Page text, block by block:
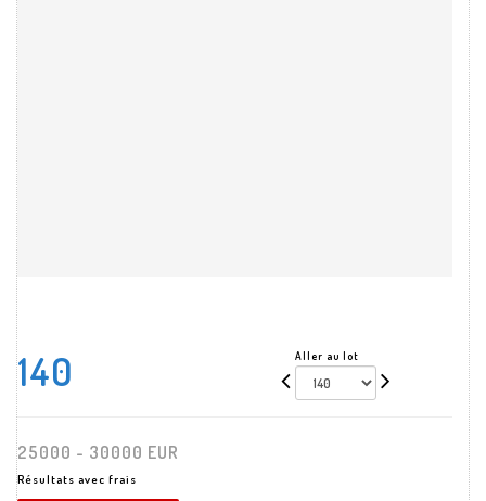
140 Aller au lot
25000 - 30000 EUR
Résultats avec frais